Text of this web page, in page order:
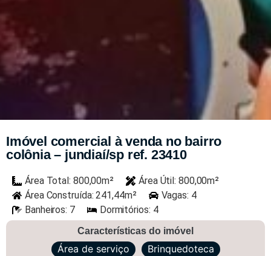
Imóvel comercial à venda no bairro
colônia – jundiaí/sp ref. 23410
Área Total: 800,00m²
Área Útil: 800,00m²
Área Construída: 241,44m²
Vagas: 4
Banheiros: 7
Dormitórios: 4
Características do imóvel
Área de serviço Brinquedoteca